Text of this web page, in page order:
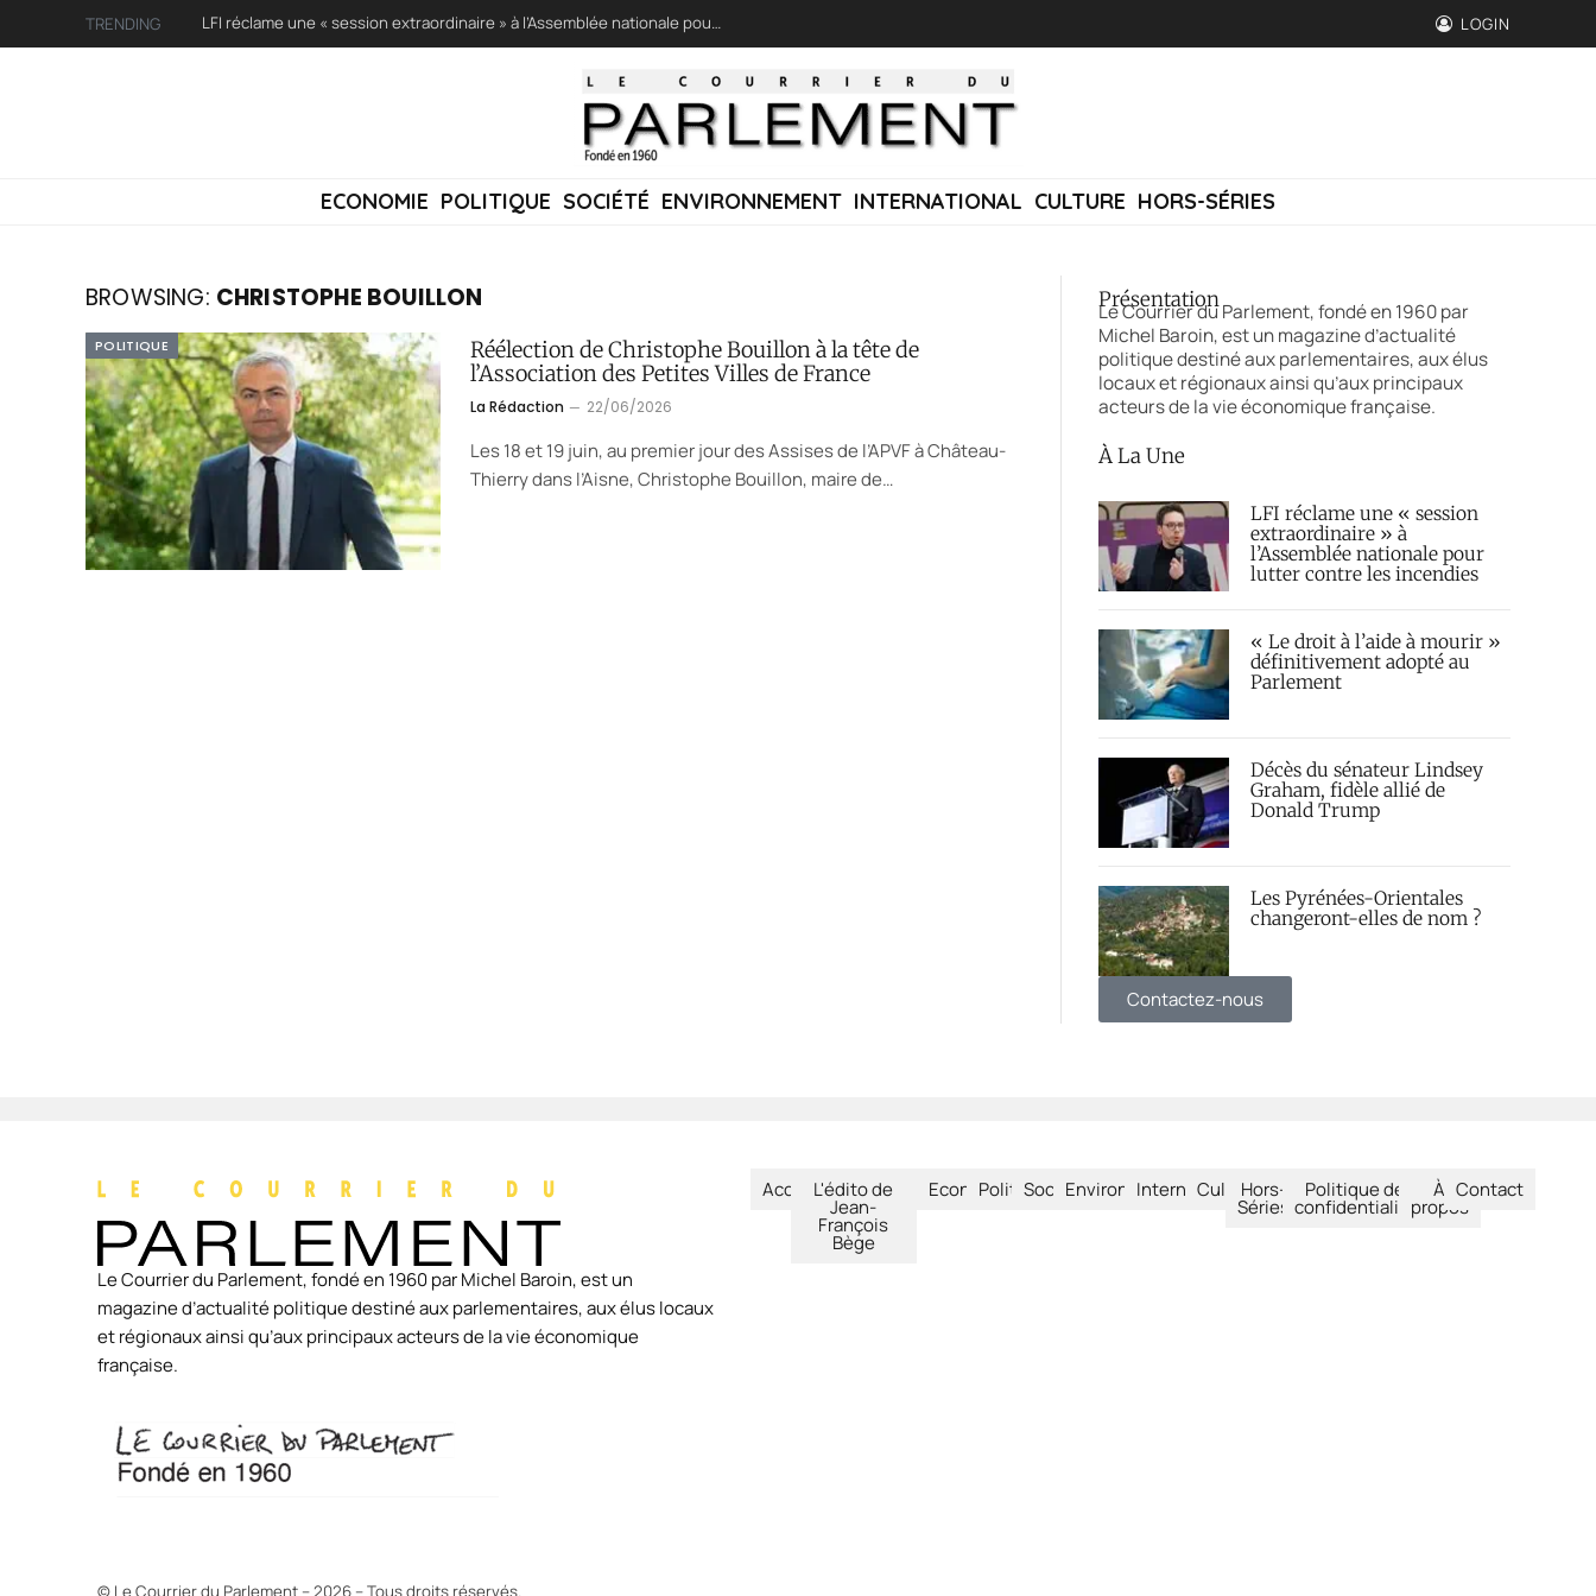
TRENDING LFI réclame une « session extraordinaire » à l’Assemblée nationale pour lutter contre les incendies LOGIN
ECONOMIE POLITIQUE SOCIÉTÉ ENVIRONNEMENT INTERNATIONAL CULTURE HORS-SÉRIES
BROWSING: CHRISTOPHE BOUILLON
POLITIQUE
Réélection de Christophe Bouillon à la tête de
l’Association des Petites Villes de France
La Rédaction 22/06/2026
Les 18 et 19 juin, au premier jour des Assises de l’APVF à Château-
Thierry dans l’Aisne, Christophe Bouillon, maire de…
Présentation
Le Courrier du Parlement, fondé en 1960 par
Michel Baroin, est un magazine d’actualité
politique destiné aux parlementaires, aux élus
locaux et régionaux ainsi qu’aux principaux
acteurs de la vie économique française.
À La Une
LFI réclame une « session
extraordinaire » à
l’Assemblée nationale pour
lutter contre les incendies
« Le droit à l’aide à mourir »
définitivement adopté au
Parlement
Décès du sénateur Lindsey
Graham, fidèle allié de
Donald Trump
Les Pyrénées-Orientales
changeront-elles de nom ?
Contactez-nous
Le Courrier du Parlement, fondé en 1960 par Michel Baroin, est un
magazine d’actualité politique destiné aux parlementaires, aux élus locaux
et régionaux ainsi qu’aux principaux acteurs de la vie économique
française.
AccueilL'édito de
Jean-
François
Bège
EconomiePolitiqueSociétéEnvironnementInternational
CultureHors-
Séries
Politique de
confidentialité
À
propos
Contact
© Le Courrier du Parlement – 2026 – Tous droits réservés.